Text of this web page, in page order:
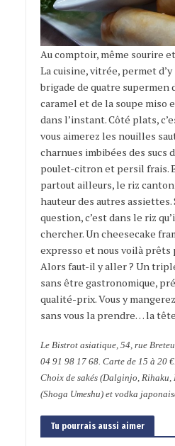
Au comptoir, même sourire
La cuisine, vitrée, permet
brigade de quatre supermen
caramel et de la soupe miso
dans l’instant. Côté plats,
vous aimerez les nouilles
charnues imbibées des sucs
poulet-citron et persil frais.
partout ailleurs, le riz
hauteur des autres assiettes.
question, c’est dans le riz
chercher. Un cheesecake
expresso et nous voilà
Alors faut-il y aller ? Un
sans être gastronomique,
qualité-prix. Vous y
sans vous la prendre… la
Le Bistrot asiatique, 54, rue
04 91 98 17 68. Carte de 15 à 20 €.
Choix de sakés (Dalginjo,
(Shoga Umeshu) et vodka
Tu pourrais aussi aimer